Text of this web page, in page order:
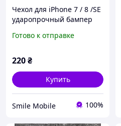
Чехол для iPhone 7 / 8 /SE
ударопрочный бампер
кольцом-подставкой.
Готово к отправке
220₴
Купить
Smile Mobile 100%